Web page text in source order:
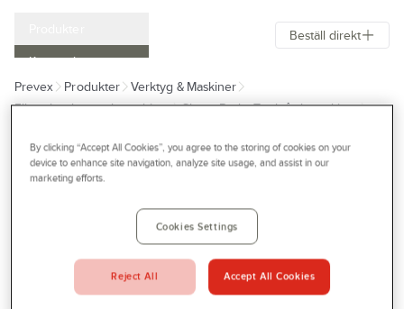
Kampanjer
Outlet
Bli kund
Profilshop
Serviceverkstad
Beställ direkt
Prevex Produkter
Verktyg & Maskiner
Elhandverktyg och maskiner
Skog - Park - Trädgårdsmaskiner
HiKOKI
CG36DB
SOLO
GRÄSTRIMMER
By clicking “Accept All Cookies”, you agree to the storing of cookies on your
device to enhance site navigation, analyze site usage, and assist in our
marketing efforts.
Cookies Settings
Reject All Accept All Cookies